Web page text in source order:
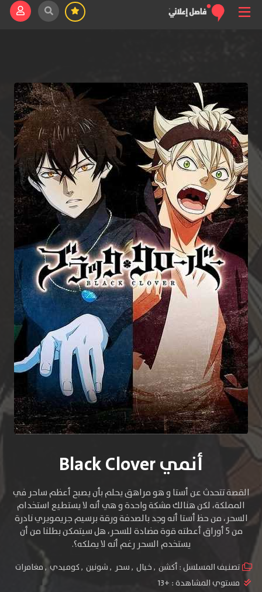
أنمي Black Clover
القصة تتحدث عن أستا و هو مراهق يحلم بأن يصبح أعظم ساحر في
المملكة، لكن هنالك مشكة واحدة و هي أنه لا يستطيع استخدام
السحر، من حظ أستا أنه وجد بالصدفة ورقة برسيم جريمويري نادرة
من 5 أوراق أعطته قوة مضادة للسحر، هل سيتمكن بطلنا من أن
يستخدم السحر رغم أنه لا يملكه؟.
تصنيف المسلسل :أكشن ,خيال ,سحر ,شونين ,كوميدي ,مغامرات
مستوي المشاهدة : +13